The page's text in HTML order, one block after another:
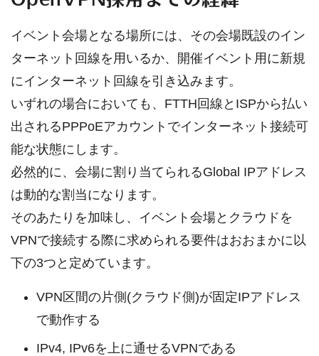
イベント会場となる場所には、その会場既設のイン
ターネット回線を用いるか、開催イベント用に新規
にインターネット回線を引き込みます。
いずれの場合においても、FTTH回線とISPから払い
出されるPPPoEアカウントでインターネット接続可
能な状態にします。
必然的に、会場に割り当てられるGlobal IPアドレス
は動的な割当になります。
そのあたりを加味し、イベント会場とクラウドを
VPNで接続する際に求められる要件はおおまかに以
下の3つと定めています。
VPN区間の片側(クラウド側)が固定IPアドレス
で動作する
IPv4, IPv6を上に通せるVPNである